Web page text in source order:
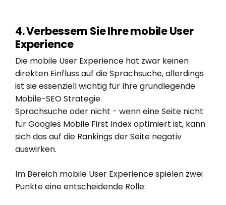
4. Verbessern Sie Ihre mobile User
Experience
Die mobile User Experience hat zwar keinen
direkten Einfluss auf die Sprachsuche, allerdings
ist sie essenziell wichtig für Ihre grundlegende
Mobile-SEO Strategie.
Sprachsuche oder nicht - wenn eine Seite nicht
für Googles Mobile First Index optimiert ist, kann
sich das auf die Rankings der Seite negativ
auswirken.
Im Bereich mobile User Experience spielen zwei
Punkte eine entscheidende Rolle: